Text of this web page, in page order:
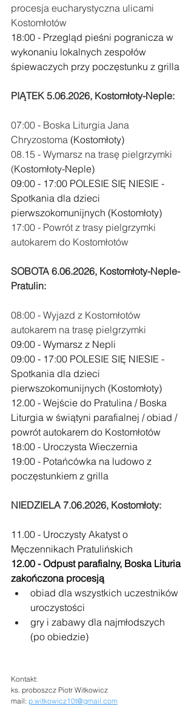
procesja eucharystyczna ulicami
Kostomłotów
18:00 - Przegląd pieśni pogranicza w
wykonaniu lokalnych zespołów
śpiewaczych przy poczęstunku z grilla
PIĄTEK 5.06.2026, Kostomłoty-Neple:
07:00 - Boska Liturgia Jana
Chryzostoma (Kostomłoty)
08.15 - Wymarsz na trasę pielgrzymki
(Kostomłoty-Neple)
09:00 - 17:00 POLESIE SIĘ NIESIE -
Spotkania dla dzieci
pierwszokomunijnych (Kostomłoty)
17:00 - Powrót z trasy pielgrzymki
autokarem do Kostomłotów
SOBOTA 6.06.2026, Kostomłoty-Neple-
Pratulin:
08:00 - Wyjazd z Kostomłotów
autokarem na trasę pielgrzymki
09:00 - Wymarsz z Nepli
09:00 - 17:00 POLESIE SIĘ NIESIE -
Spotkania dla dzieci
pierwszokomunijnych (Kostomłoty)
12.00 - Wejście do Pratulina / Boska
Liturgia w świątyni parafialnej / obiad /
powrót autokarem do Kostomłotów
18:00 - Uroczysta Wieczernia
19:00 - Potańcówka na ludowo z
poczęstunkiem z grilla
NIEDZIELA 7.06.2026, Kostomłoty:
11.00 - Uroczysty Akatyst o
Męczennikach Pratulińskich
12.00 - Odpust parafialny, Boska Lituria
zakończona procesją
obiad dla wszystkich uczestników
uroczystości
gry i zabawy dla najmłodszych
(po obiedzie)
Kontakt:
ks. proboszcz Piotr Witkowicz
mail: p.witkowicz10t@gmail.com